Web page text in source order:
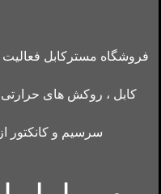
فروشگاه مسترکابل
کابل ، روکش های حرارتی
سرسیم و کانکتور از سال 1382